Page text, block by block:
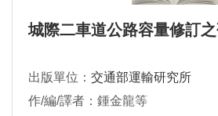
城際二車道公路容量修訂
出版單位： 交通部運輸研究所
作/編/譯者：鍾金龍等